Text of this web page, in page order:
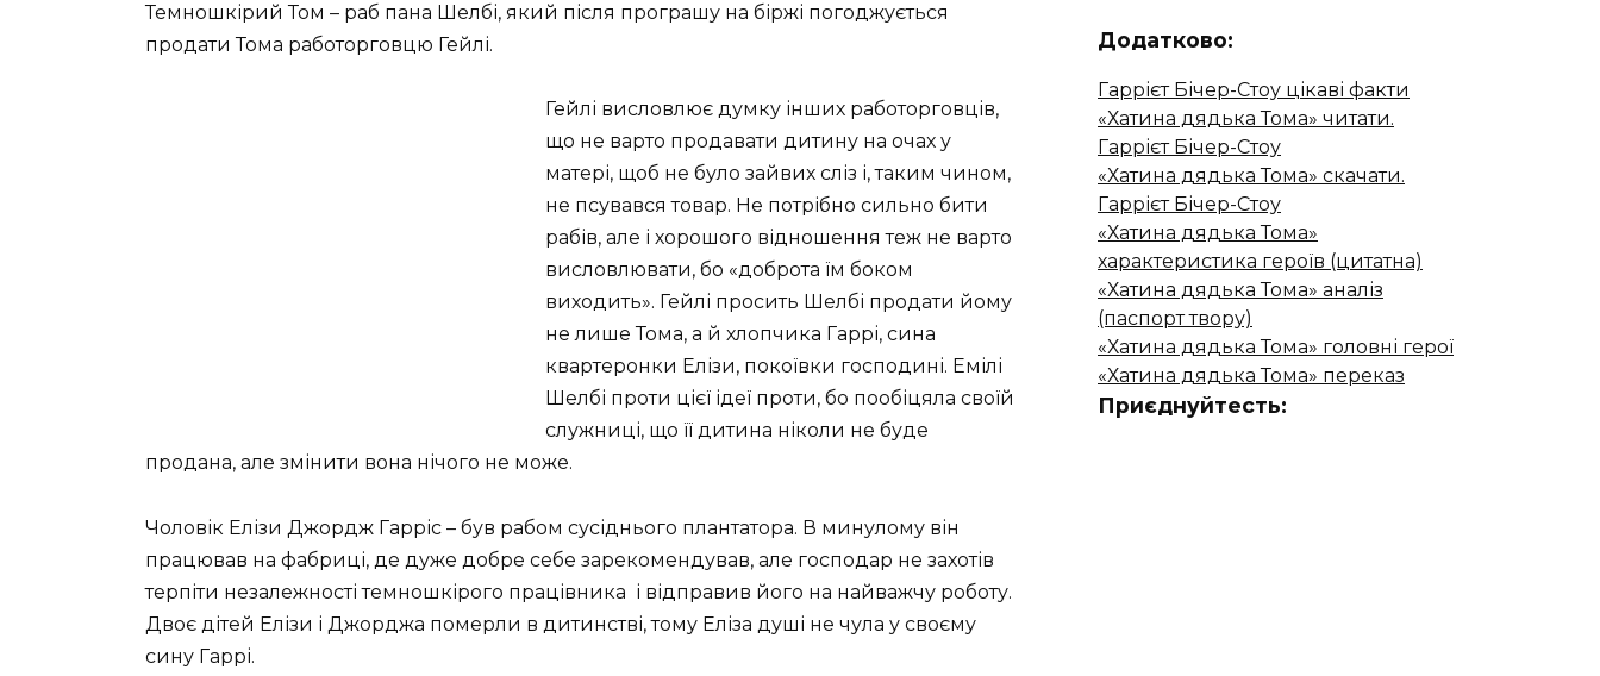
Темношкірий Том – раб пана Шелбі, який після програшу на біржі погоджується
продати Тома работорговцю Гейлі.
Гейлі висловлює думку інших работорговців,
що не варто продавати дитину на очах у
матері, щоб не було зайвих сліз і, таким чином,
не псувався товар. Не потрібно сильно бити
рабів, але і хорошого відношення теж не варто
висловлювати, бо «доброта їм боком
виходить». Гейлі просить Шелбі продати йому
не лише Тома, а й хлопчика Гаррі, сина
квартеронки Елізи, покоївки господині. Емілі
Шелбі проти цієї ідеї проти, бо пообіцяла своїй
служниці, що її дитина ніколи не буде
продана, але змінити вона нічого не може.
Чоловік Елізи Джордж Гарріс – був рабом сусіднього плантатора. В минулому він
працював на фабриці, де дуже добре себе зарекомендував, але господар не захотів
терпіти незалежності темношкірого працівника і відправив його на найважчу роботу.
Двоє дітей Елізи і Джорджа померли в дитинстві, тому Еліза душі не чула у своєму
сину Гаррі.
Додатково:
Гаррієт Бічер-Стоу цікаві факти
«Хатина дядька Тома» читати.
Гаррієт Бічер-Стоу
«Хатина дядька Тома» скачати.
Гаррієт Бічер-Стоу
«Хатина дядька Тома»
характеристика героїв (цитатна)
«Хатина дядька Тома» аналіз
(паспорт твору)
«Хатина дядька Тома» головні герої
«Хатина дядька Тома» переказ
Приєднуйтесть: